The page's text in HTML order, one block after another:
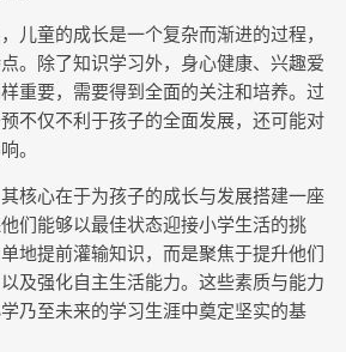
儿童的成长是一个复杂而渐进的过程，
。除了知识学习外，身心健康、兴趣爱
重要，需要得到全面的关注和培养。过
不仅不利于孩子的全面发展，还可能对
。
核心在于为孩子的成长与发展搭建一座
们能够以最佳状态迎接小学生活的挑
地提前灌输知识，而是聚焦于提升他们
及强化自主生活能力。这些素质与能力
乃至未来的学习生涯中奠定坚实的基